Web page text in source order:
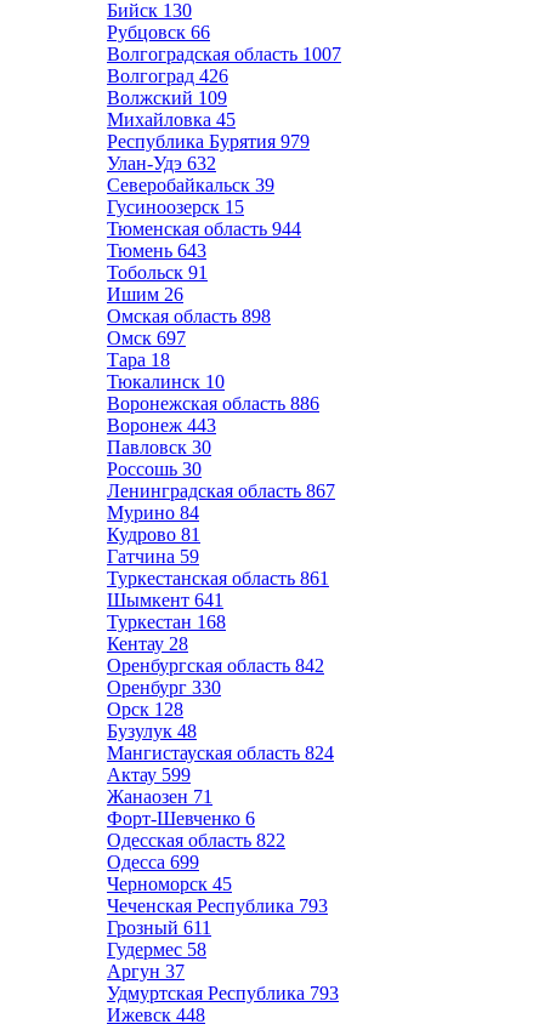
Бийск 130
Рубцовск 66
Волгоградская область 1007
Волгоград 426
Волжский 109
Михайловка 45
Республика Бурятия 979
Улан-Удэ 632
Северобайкальск 39
Гусиноозерск 15
Тюменская область 944
Тюмень 643
Тобольск 91
Ишим 26
Омская область 898
Омск 697
Тара 18
Тюкалинск 10
Воронежская область 886
Воронеж 443
Павловск 30
Россошь 30
Ленинградская область 867
Мурино 84
Кудрово 81
Гатчина 59
Туркестанская область 861
Шымкент 641
Туркестан 168
Кентау 28
Оренбургская область 842
Оренбург 330
Орск 128
Бузулук 48
Мангистауская область 824
Актау 599
Жанаозен 71
Форт-Шевченко 6
Одесская область 822
Одесса 699
Черноморск 45
Чеченская Республика 793
Грозный 611
Гудермес 58
Аргун 37
Удмуртская Республика 793
Ижевск 448